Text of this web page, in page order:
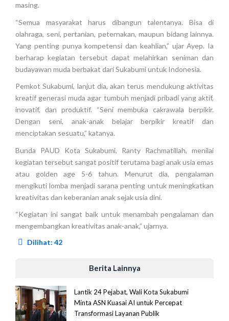
masing.
“Semua masyarakat harus dibangun talentanya. Bisa di
olahraga, seni, pertanian, peternakan, maupun bidang lainnya.
Yang penting punya kompetensi dan keahlian,” ujar Ayep. Ia
berharap kegiatan tersebut dapat melahirkan seniman dan
budayawan muda berbakat dari Sukabumi untuk Indonesia.
Pemkot Sukabumi, lanjut dia, akan terus mendukung aktivitas
kreatif generasi muda agar tumbuh menjadi pribadi yang aktif,
inovatif, dan produktif. “Seni membuka cakrawala berpikir.
Dengan seni, anak-anak belajar berpikir kreatif dan
menciptakan sesuatu,” katanya.
Bunda PAUD Kota Sukabumi, Ranty Rachmatillah, menilai
kegiatan tersebut sangat positif terutama bagi anak usia emas
atau golden age 5-6 tahun. Menurut dia, pengalaman
mengikuti lomba menjadi sarana penting untuk meningkatkan
kreativitas dan keberanian anak sejak usia dini.
“Kegiatan ini sangat baik untuk menambah pengalaman dan
mengembangkan kreativitas anak-anak,” ujarnya.
Dilihat: 42
Berita Lainnya
Lantik 24 Pejabat, Wali Kota Sukabumi
Minta ASN Kuasai AI untuk Percepat
Transformasi Layanan Publik